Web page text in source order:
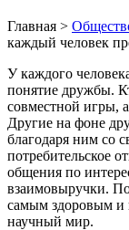
Главная >
каждый человек
У каждого
понятие дружбы.
совместной игры,
Другие на фоне
благодаря ним со
потребительское
общения по
взаимовыручки.
самым здоровым и
научный мир.